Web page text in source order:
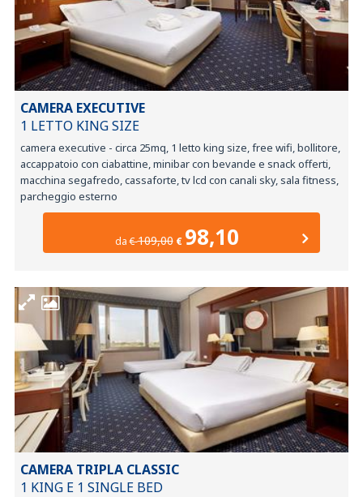
CAMERA EXECUTIVE
1 LETTO KING SIZE
camera executive - circa 25mq, 1 letto king size, free wifi, bollitore,
accappatoio con ciabattine, minibar con bevande e snack offerti,
macchina segafredo, cassaforte, tv lcd con canali sky, sala fitness,
parcheggio esterno
da€109,00 € 98,10
CAMERA TRIPLA CLASSIC
1 KING E 1 SINGLE BED